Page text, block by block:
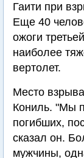
Гаити при
Еще 40
ожоги
наиболее
вертолет.
Место
Кониль. "Мы
погибших,
сказал он.
мужчины,